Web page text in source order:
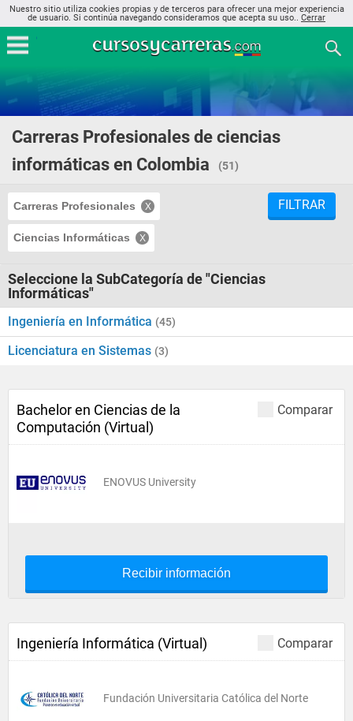
Nuestro sitio utiliza cookies propias y de terceros para ofrecer una mejor experiencia
de usuario. Si continúa navegando consideramos que acepta su uso.. Cerrar
Carreras Profesionales de ciencias
informáticas en Colombia
(51)
Carreras Profesionales
Ciencias Informáticas
FILTRAR
Seleccione la SubCategoría de "Ciencias
Informáticas"
Ingeniería en Informática (45)
Licenciatura en Sistemas (3)
Comparar
Bachelor en Ciencias de la
Computación (Virtual)
ENOVUS University
Recibir información
Comparar
Ingeniería Informática (Virtual)
Fundación Universitaria Católica del Norte